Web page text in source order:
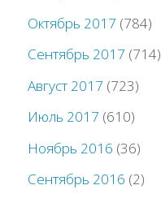
Октябрь 2017 (784)
Сентябрь 2017 (714)
Август 2017 (723)
Июль 2017 (610)
Ноябрь 2016 (36)
Сентябрь 2016 (2)